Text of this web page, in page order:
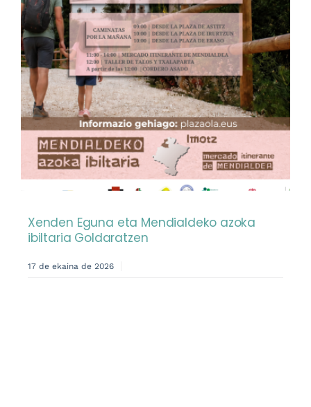
Xenden Eguna eta Mendialdeko azoka
ibiltaria Goldaratzen
17 de ekaina de 2026